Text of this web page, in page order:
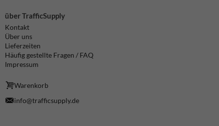
über TrafficSupply
Kontakt
Über uns
Lieferzeiten
Häufig gestellte Fragen / FAQ
Impressum
Warenkorb
info@trafficsupply.de